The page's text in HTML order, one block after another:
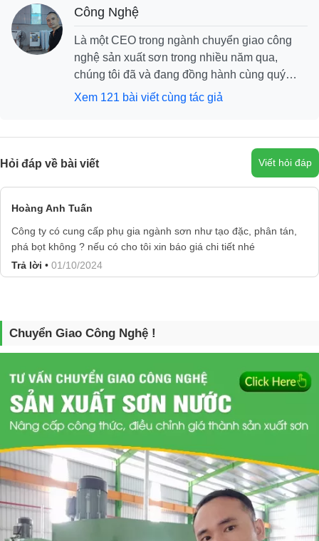
Công Nghệ
Là một CEO trong ngành chuyển giao công
nghệ sản xuất sơn trong nhiều năm qua,
chúng tôi đã và đang đồng hành cùng quý
khách hàng xây dựng thương hiệu cùng phát
Xem 121 bài viết cùng tác giả
Hỏi đáp về bài viết Viết hỏi đáp
Hoàng Anh Tuấn
Công ty có cung cấp phụ gia ngành sơn như tạo đặc, phân tán,
phá bọt không ? nếu có cho tôi xin báo giá chi tiết nhé
Trả lời • 01/10/2024
Chuyển Giao Công Nghệ !